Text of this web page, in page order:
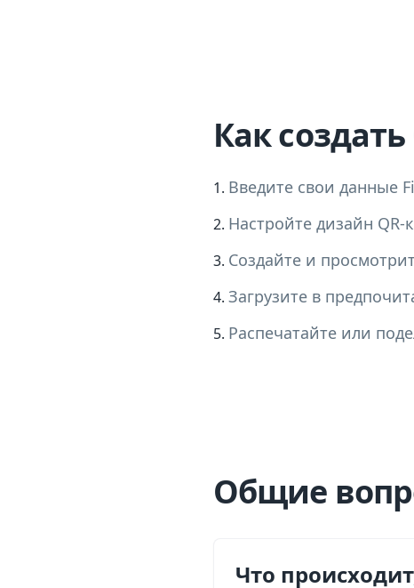
Как
Введите свои данные
Настройте дизайн QR-
Создайте и
Загрузите в
Распечатайте или
Общие
Что